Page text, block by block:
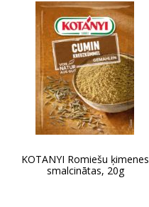
KOTANYI Romiešu ķimenes
smalcinātas, 20g